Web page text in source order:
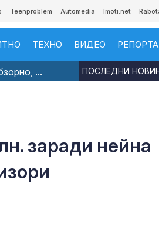
Teenproblem Automedia Imoti.net
ТЕХНО ВИДЕО
... ПОСЛЕДНИ
заради нейна